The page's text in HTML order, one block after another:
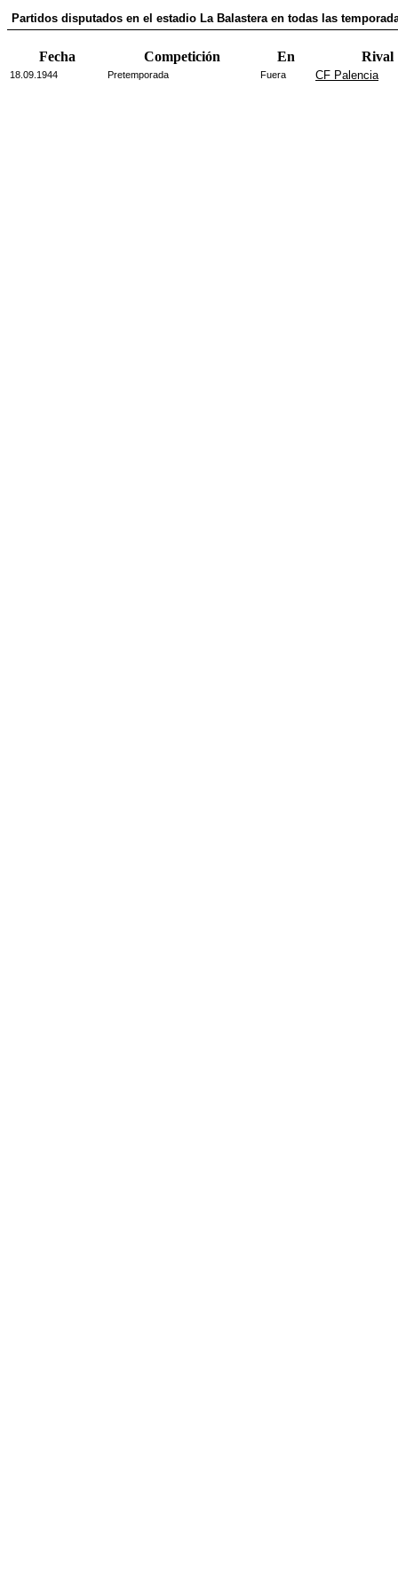
Partidos disputados en el estadio La Balastera en todas las
Fecha Competición En Rival
18.09.1944 Pretemporada Fuera CF Palencia